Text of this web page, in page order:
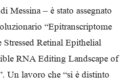
Messina – è stato assegnato
“Epitranscriptome
Retinal Epithelial
RNA Editing Landscape of
Un lavoro che “si è distinto